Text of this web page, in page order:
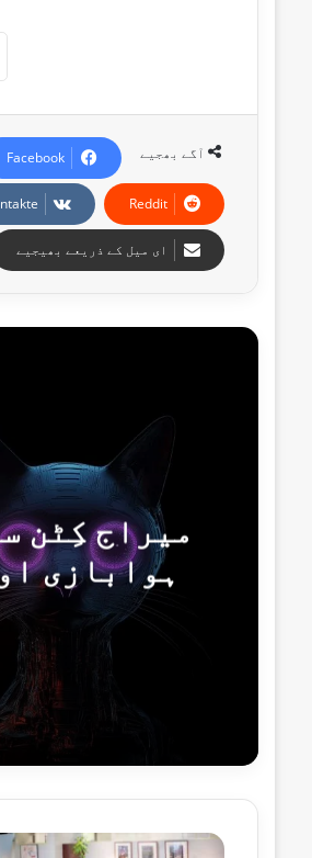
آگے بھجیے Facebook
Reddit
ای میل کے ذریعے بھیجیے
میراج کِٹن
ہوابازی
پاکستان کا آزاد
و